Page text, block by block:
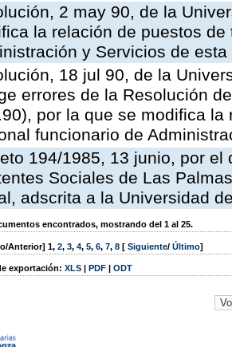
2 may 90, de la
la relación de puestos
y Servicios de
18 jul 90, de la
errores de la Resolución
por la que se modifica
funcionario de
194/1985, 13 junio, por
Sociales de Las
adscrita a la Universidad
encontrados, mostrando del 1 al 25.
Anterior] 1, 2, 3, 4, 5, 6, 7, 8 [ Siguiente/ Último]
exportación: XLS | PDF | ODT